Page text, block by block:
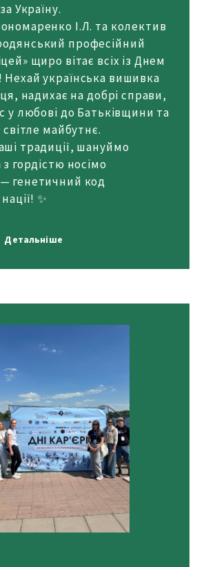
Україну.
І.Л. та колектив
професійний
щиро вітає всіх із Днем
українська вишивка
надихає на добрі справи,
у любові до Батьківщини та
світле майбутнє.
традиції, шануймо
гордістю носімо
генетичний код
✨
Детальніше